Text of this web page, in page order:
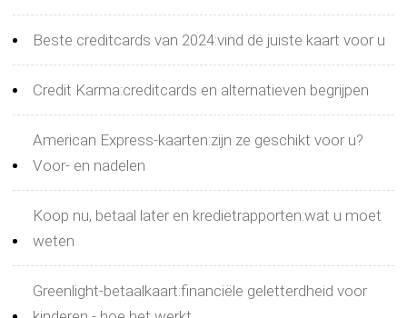
Beste creditcards van 2024:vind de juiste kaart voor u
Credit Karma:creditcards en alternatieven begrijpen
American Express-kaarten:zijn ze geschikt voor u?
Voor- en nadelen
Koop nu, betaal later en kredietrapporten:wat u moet
weten
Greenlight-betaalkaart:financiële geletterdheid voor